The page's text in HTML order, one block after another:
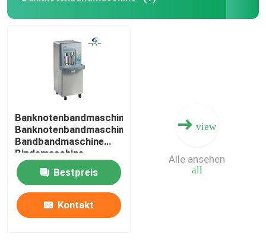
Banknotenbandmaschine
Banknotenbandmaschine
Bandbandmaschine
Bindemaschine
Automatische
Gurtmaschine
Gurtmaschine
Bestpreis
Kontakt
view
all
Alle ansehen